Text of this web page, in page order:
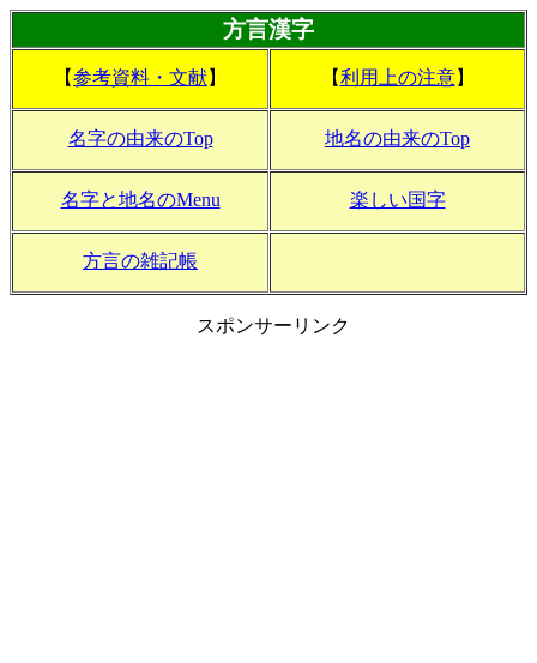
方言漢字
【参考資料・文献】 【利用上の注意】
名字の由来のTop 地名の由来のTop
名字と地名のMenu 楽しい国字
方言の雑記帳
スポンサーリンク